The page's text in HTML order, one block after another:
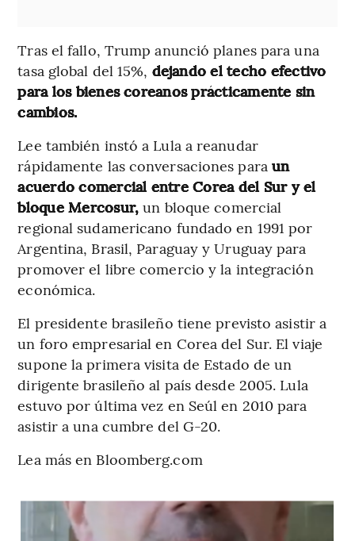
Tras el fallo, Trump anunció planes para una
tasa global del 15%, dejando el techo efectivo
para los bienes coreanos prácticamente sin
cambios.
Lee también instó a Lula a reanudar
rápidamente las conversaciones para un
acuerdo comercial entre Corea del Sur y el
bloque Mercosur, un bloque comercial
regional sudamericano fundado en 1991 por
Argentina, Brasil, Paraguay y Uruguay para
promover el libre comercio y la integración
económica.
El presidente brasileño tiene previsto asistir a
un foro empresarial en Corea del Sur. El viaje
supone la primera visita de Estado de un
dirigente brasileño al país desde 2005. Lula
estuvo por última vez en Seúl en 2010 para
asistir a una cumbre del G-20.
Lea más en Bloomberg.com